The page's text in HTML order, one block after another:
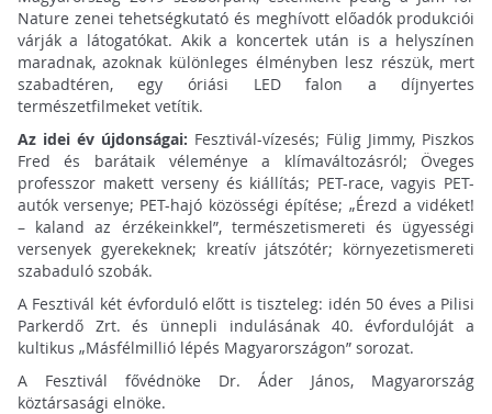
Nature zenei tehetségkutató és meghívott előadók produkciói
várják a látogatókat. Akik a koncertek után is a helyszínen
maradnak, azoknak különleges élményben lesz részük, mert
szabadtéren, egy óriási LED falon a díjnyertes
természetfilmeket vetítik.
Az idei év újdonságai: Fesztivál-vízesés; Fülig Jimmy, Piszkos
Fred és barátaik véleménye a klímaváltozásról; Öveges
professzor makett verseny és kiállítás; PET-race, vagyis PET-
autók versenye; PET-hajó közösségi építése; „Érezd a vidéket!
– kaland az érzékeinkkel”, természetismereti és ügyességi
versenyek gyerekeknek; kreatív játszótér; környezetismereti
szabaduló szobák.
A Fesztivál két évforduló előtt is tiszteleg: idén 50 éves a Pilisi
Parkerdő Zrt. és ünnepli indulásának 40. évfordulóját a
kultikus „Másfélmillió lépés Magyarországon” sorozat.
A Fesztivál fővédnöke Dr. Áder János, Magyarország
köztársasági elnöke.